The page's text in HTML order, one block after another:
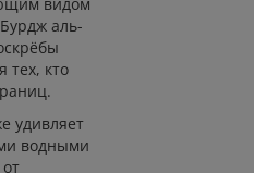
аль-
тех, кто
удивляет
водными